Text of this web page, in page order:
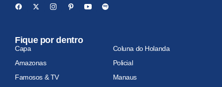
Fique por dentro
Capa
Coluna do Holanda
Amazonas
Policial
Famosos & TV
Manaus